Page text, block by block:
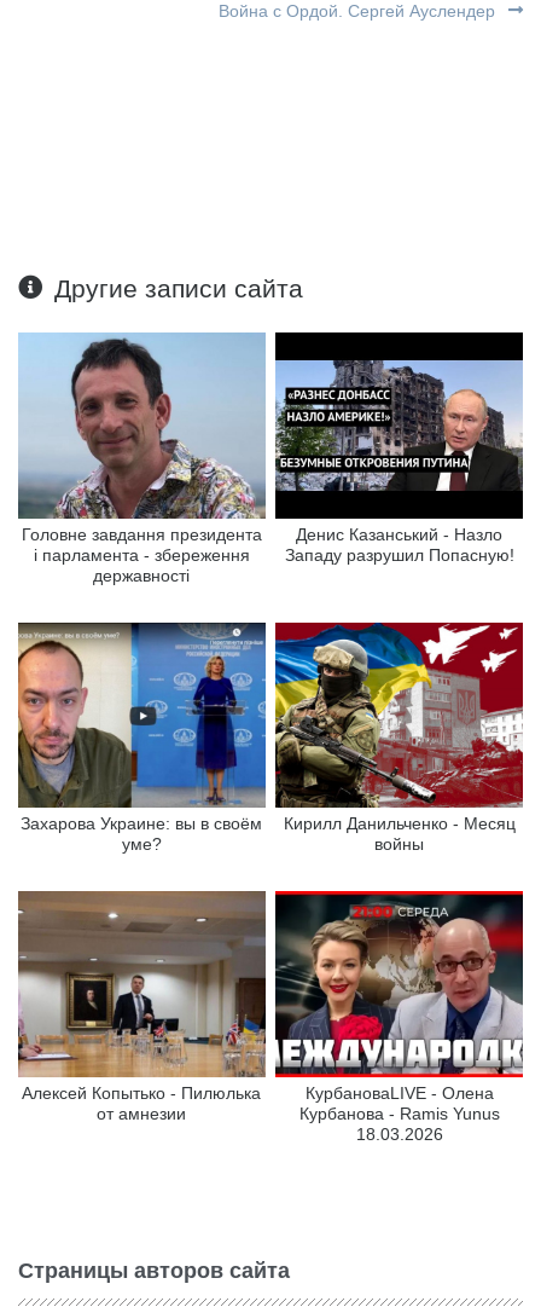
Война с Ордой. Сергей Ауслендер
Другие записи сайта
Головне завдання президента
і парламента - збереження
державності
Денис Казанський - Назло
Западу разрушил Попасную!
Захарова Украине: вы в своём
уме?
Кирилл Данильченко - Месяц
войны
Алексей Копытько - Пилюлька
от амнезии
КурбановаLIVE - Олена
Курбанова - Ramis Yunus
18.03.2026
Страницы авторов сайта